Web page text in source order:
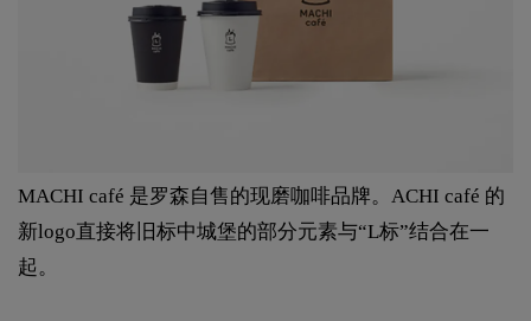
MACHI café 是罗森自售的现磨咖啡品牌。ACHI café 的
新logo直接将旧标中城堡的部分元素与“L标”结合在一
起。